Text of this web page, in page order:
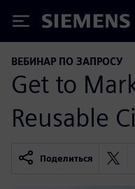
Siemens
ВЕБИНАР ПО ЗАПРОСУ
Get to
Reusable
Поделиться